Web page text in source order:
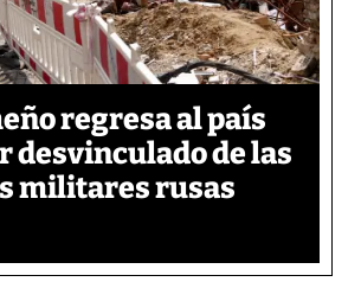
regresa al país
desvinculado de las
militares rusas